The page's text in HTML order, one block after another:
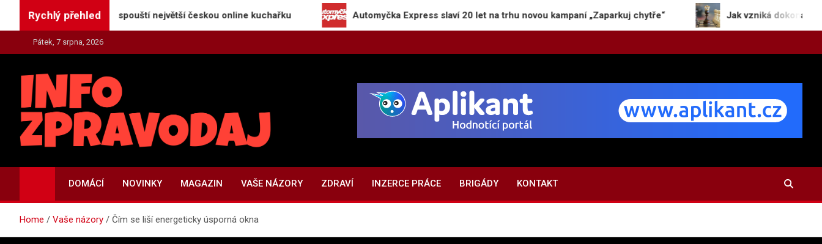
Rychlý přehledspouští největší českou online kuchařku Automyčka Express slaví 20 let na trhu novou kampaní „Zaparkuj chytře“ Jak vzniká dokonalý kvíz a proč
Pátek, 7 srpna, 2026
INFO-ZPRAVODAJ.CZ
DOMÁCÍ NOVINKY MAGAZIN VAŠE NÁZORY ZDRAVÍ INZERCE PRÁCE BRIGÁDY KONTAKT
Home Vaše názory Čím se liší energeticky úsporná okna